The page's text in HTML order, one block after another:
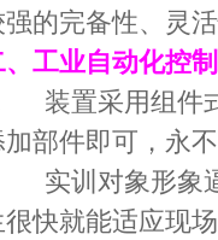
强的完备性、灵
、工业自动化控
装置采用组件式
加部件即可，永
实训对象形象逼
很快就能适应现